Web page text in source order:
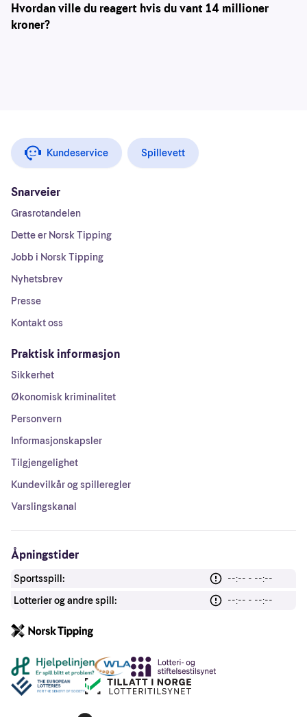
Hvordan ville du reagert hvis du vant 14 millioner
kroner?
Kundeservice Spillevett
Snarveier
Grasrotandelen
Dette er Norsk Tipping
Jobb i Norsk Tipping
Nyhetsbrev
Presse
Kontakt oss
Praktisk informasjon
Sikkerhet
Økonomisk kriminalitet
Personvern
Informasjonskapsler
Tilgjengelighet
Kundevilkår og spilleregler
Varslingskanal
Åpningstider
Sportsspill:
--:-- - --:--
Lotterier og andre spill:
--:-- - --:--
Andre lenker